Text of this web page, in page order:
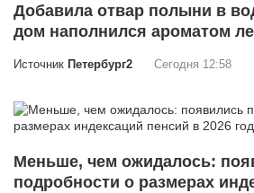
Добавила отвар полыни в
дом наполнился ароматом
Источник Петербург2 Сегодня 12:58
Меньше, чем ожидалось:
подробности о размерах